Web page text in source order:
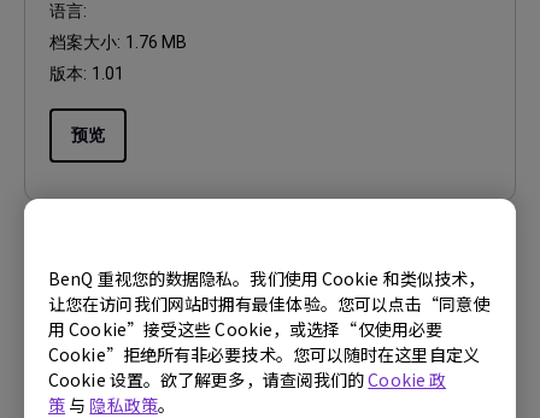
BenQ 重视您的数据隐私。我们使用 Cookie 和类似技术，
让您在访问我们网站时拥有最佳体验。您可以点击“同意使
用 Cookie”接受这些 Cookie，或选择“仅使用必要
Cookie”拒绝所有非必要技术。您可以随时在这里自定义
Cookie 设置。欲了解更多，请查阅我们的Cookie 政
策 与 隐私政策。
语言:
档案大小: 1.76 MB
版本: 1.01
预览
CAD
CAD File
更新:2020/08/05
语言: